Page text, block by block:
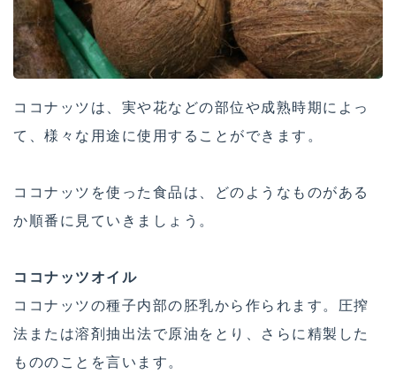
ココナッツは、実や花などの部位や成熟時期によっ
て、様々な用途に使用することができます。
ココナッツを使った食品は、どのようなものがある
か順番に見ていきましょう。
ココナッツオイル
ココナッツの種子内部の胚乳から作られます。圧搾
法または溶剤抽出法で原油をとり、さらに精製した
もののことを言います。